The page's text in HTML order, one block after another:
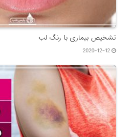
تشخیص بیماری با رنگ لب
2020-12-12